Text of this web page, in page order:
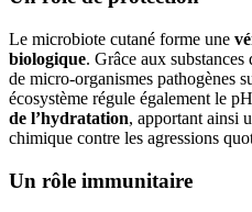
Le microbiote cutané forme une
biologique. Grâce aux
de micro-organismes pathogènes
écosystème régule également le
de l’hydratation, apportant ainsi
chimique contre les agressions
Un rôle immunitaire